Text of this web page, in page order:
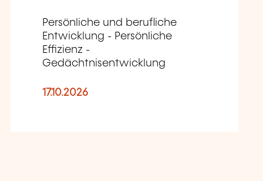
Persönliche und berufliche
Entwicklung - Persönliche
Effizienz -
Gedächtnisentwicklung
17.10.2026